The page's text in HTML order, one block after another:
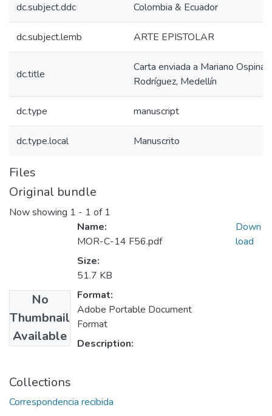
dc.subject.ddc Colombia & Ecuador
dc.subject.lemb ARTE EPISTOLAR
dc.title
Carta enviada a Mariano Ospina
Rodríguez, Medellín
dc.type manuscript
dc.type.local Manuscrito
Files
Original bundle
Now showing 1 - 1 of 1
No
Thumbnail
Available
Name:
MOR-C-14 F56.pdf
Size:
51.7 KB
Format:
Adobe Portable Document
Format
Description:
Down
load
Collections
Correspondencia recibida